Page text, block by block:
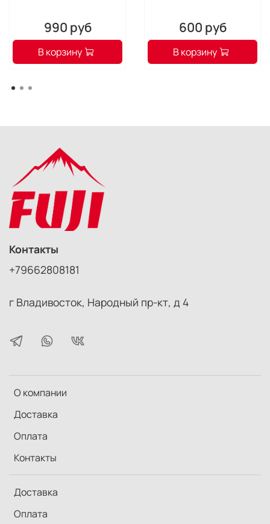
990 руб
В корзину
600 руб
В корзину
О компании
Доставка
Оплата
Контакты
Доставка
Оплата
Контакты
+79662808181
г Владивосток, Народный пр-кт, д 4